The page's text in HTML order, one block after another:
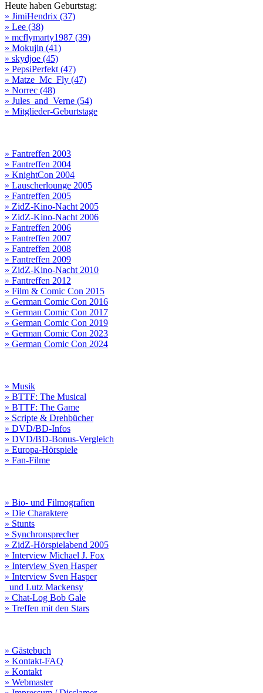
Heute haben Geburtstag:
» JimiHendrix (37)
» Lee (38)
» mcflymarty1987 (39)
» Mokujin (41)
» skydjoe (45)
» PepsiPerfekt (47)
» Matze_Mc_Fly (47)
» Norrec (48)
» Jules_and_Verne (54)
» Mitglieder-Geburtstage
» Fantreffen 2003
» Fantreffen 2004
» KnightCon 2004
» Lauscherlounge 2005
» Fantreffen 2005
» ZidZ-Kino-Nacht 2005
» ZidZ-Kino-Nacht 2006
» Fantreffen 2006
» Fantreffen 2007
» Fantreffen 2008
» Fantreffen 2009
» ZidZ-Kino-Nacht 2010
» Fantreffen 2012
» Film & Comic Con 2015
» German Comic Con 2016
» German Comic Con 2017
» German Comic Con 2019
» German Comic Con 2023
» German Comic Con 2024
» Musik
» BTTF: The Musical
» BTTF: The Game
» Scripte & Drehbücher
» DVD/BD-Infos
» DVD/BD-Bonus-Vergleich
» Europa-Hörspiele
» Fan-Filme
» Bio- und Filmografien
» Die Charaktere
» Stunts
» Synchronsprecher
» ZidZ-Hörspielabend 2005
» Interview Michael J. Fox
» Interview Sven Hasper
» Interview Sven Hasper
und Lutz Mackensy
» Chat-Log Bob Gale
» Treffen mit den Stars
» Gästebuch
» Kontakt-FAQ
» Kontakt
» Webmaster